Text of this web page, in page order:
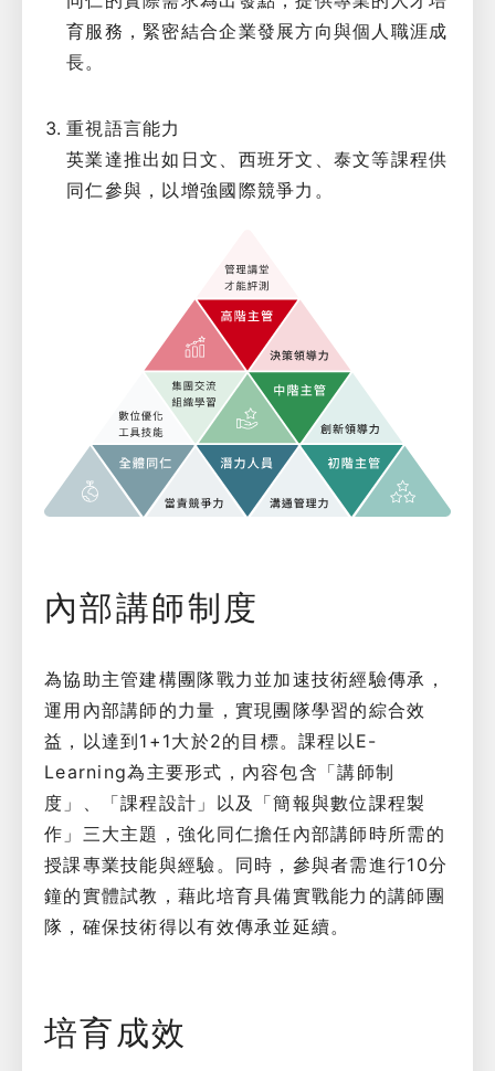
育服務，緊密結合企業發展方向與個人職涯成
長。
重視語言能力
英業達推出如日文、西班牙文、泰文等課程供
同仁參與，以增強國際競爭力。
內部講師制度
為協助主管建構團隊戰力並加速技術經驗傳承，
運用內部講師的力量，實現團隊學習的綜合效
益，以達到1+1大於2的目標。課程以E-
Learning為主要形式，內容包含「講師制
度」、「課程設計」以及「簡報與數位課程製
作」三大主題，強化同仁擔任內部講師時所需的
授課專業技能與經驗。同時，參與者需進行10分
鐘的實體試教，藉此培育具備實戰能力的講師團
隊，確保技術得以有效傳承並延續。
培育成效